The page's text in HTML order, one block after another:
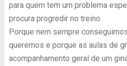
para quem tem um problema
procura progredir no treino.
Porque nem sempre
queremos e porque as aulas de
acompanhamento geral de um